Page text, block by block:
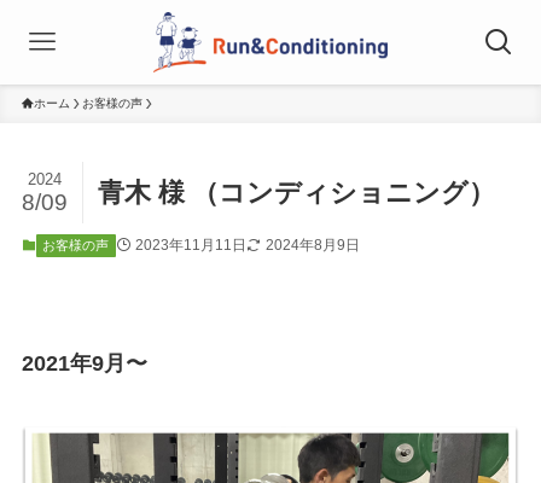
ホーム お客様の声
青木 様 （コンディショニング）
2024
8/09
お客様の声 2023年11月11日 2024年8月9日
2021年9月〜